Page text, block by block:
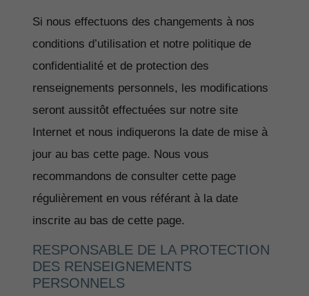
Si nous effectuons des changements à nos
conditions d’utilisation et notre politique de
confidentialité et de protection des
renseignements personnels, les modifications
seront aussitôt effectuées sur notre site
Internet et nous indiquerons la date de mise à
jour au bas cette page. Nous vous
recommandons de consulter cette page
régulièrement en vous référant à la date
inscrite au bas de cette page.
RESPONSABLE DE LA PROTECTION
DES RENSEIGNEMENTS
PERSONNELS